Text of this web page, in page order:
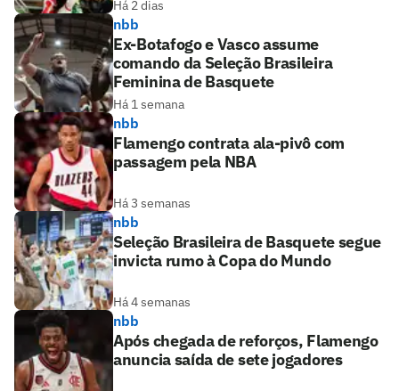
Há 2 dias
nbb
Ex-Botafogo e Vasco assume
comando da Seleção Brasileira
Feminina de Basquete
Há 1 semana
nbb
Flamengo contrata ala-pivô com
passagem pela NBA
Há 3 semanas
nbb
Seleção Brasileira de Basquete segue
invicta rumo à Copa do Mundo
Há 4 semanas
nbb
Após chegada de reforços, Flamengo
anuncia saída de sete jogadores